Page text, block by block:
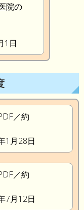
院の
1日
／約
1月28日
／約
7月12日